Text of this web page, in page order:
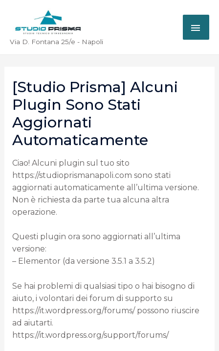
Via D. Fontana 25/e - Napoli
[Studio Prisma] Alcuni
Plugin Sono Stati
Aggiornati
Automaticamente
Ciao! Alcuni plugin sul tuo sito
https://studioprismanapoli.com sono stati
aggiornati automaticamente all’ultima versione.
Non è richiesta da parte tua alcuna altra
operazione.
Questi plugin ora sono aggiornati all’ultima
versione:
– Elementor (da versione 3.5.1 a 3.5.2)
Se hai problemi di qualsiasi tipo o hai bisogno di
aiuto, i volontari dei forum di supporto su
https://it.wordpress.org/forums/ possono riuscire
ad aiutarti.
https://it.wordpress.org/support/forums/